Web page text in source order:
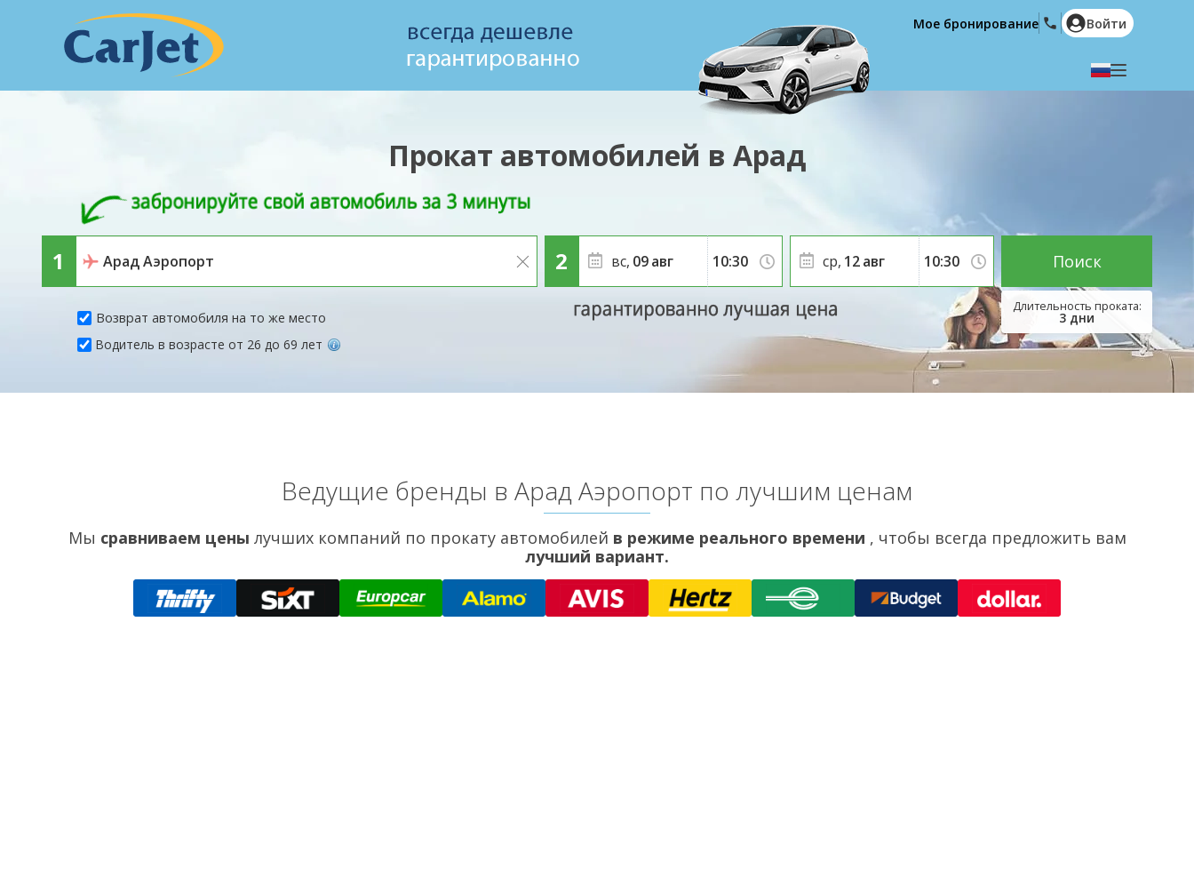
English (US)
Română
Ελληνικά
Hrvatski
العربية
Мое бронирование Войти
Прокат автомобилей в Арад
Возврат автомобиля на то же место
вс, 09авг
3 дни
ср, 12авг
Водитель в возрасте от 26 до 69 лет
Поиск
Ведущие бренды в Арад Аэропорт по лучшим ценам
Мы сравниваем цены лучших компаний по прокату автомобилей в режиме реального времени , чтобы всегда предложить вам
лучший вариант.